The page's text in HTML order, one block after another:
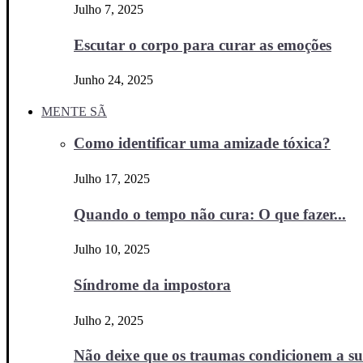
Julho 7, 2025
Escutar o corpo para curar as emoções
Junho 24, 2025
MENTE SÃ
Como identificar uma amizade tóxica?
Julho 17, 2025
Quando o tempo não cura: O que fazer...
Julho 10, 2025
Síndrome da impostora
Julho 2, 2025
Não deixe que os traumas condicionem a